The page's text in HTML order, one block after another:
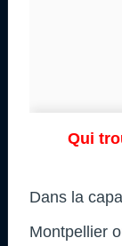
Qui
Dans la
Montpellier